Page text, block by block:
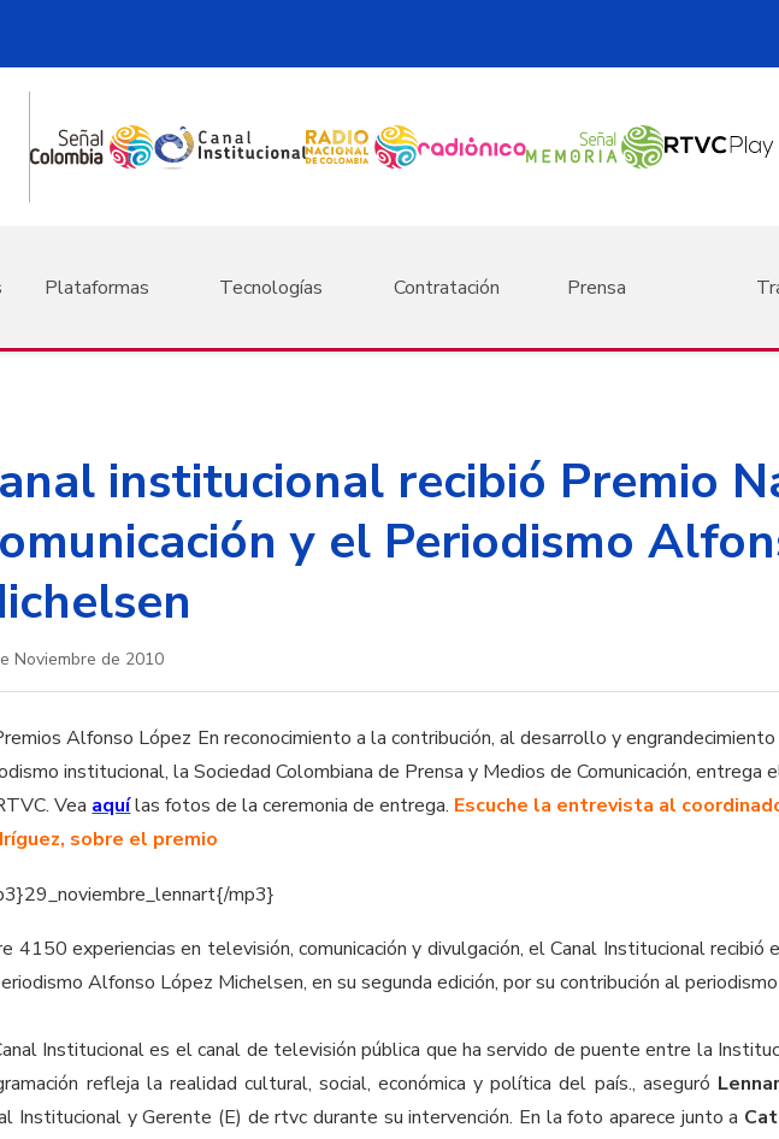
Plataformas Tecnologías Contratación Prensa
institucional recibió Premio
y el Periodismo
Noviembre de 2010
En reconocimiento a la contribución, al desarrollo y
institucional, la Sociedad Colombiana de Prensa y Medios de Comunicación, entrega
Vea aquílas fotos de la ceremonia de entrega. Escuche la entrevista al
sobre el premio
mp3}
4150 experiencias en televisión, comunicación y divulgación, el Canal Institucional recibió
Alfonso López Michelsen, en su segunda edición, por su contribución al
Institucional es el canal de televisión pública que ha servido de puente entre la
refleja la realidad cultural, social, económica y política del país., aseguró
Institucional y Gerente (E) de rtvc durante su intervención. En la foto aparece junto a